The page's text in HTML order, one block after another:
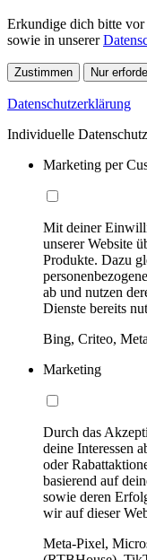
Erkundige dich bitte
sowie in unserer
Zustimmen Nur
Datenschutzerklärung
Individuelle
Marketing per
Mit deiner
unserer Website
Produkte. Dazu
ab und nutzen
Dienste bereits
Bing, Criteo,
Marketing
Durch das
deine Interessen
oder
basierend auf
sowie deren
wir auf dieser
Meta-Pixel,